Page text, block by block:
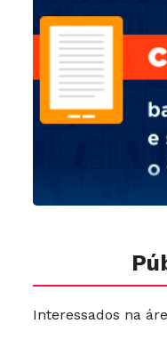
Interessados na